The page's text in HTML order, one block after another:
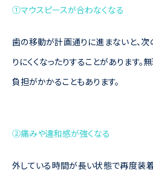
①マウスピースが合わなくなる
歯の移動が計画通りに進まないと、次
りにくくなったりすることがあります。
負担がかかることもあります。
②痛みや違和感が強くなる
外している時間が長い状態で再度装